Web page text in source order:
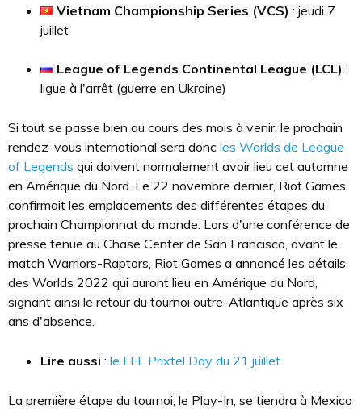
Vietnam Championship Series (VCS) : jeudi 7
juillet
League of Legends Continental League (LCL) :
ligue à l'arrêt (guerre en Ukraine)
Si tout se passe bien au cours des mois à venir, le prochain
rendez-vous international sera donc les Worlds de League
of Legends qui doivent normalement avoir lieu cet automne
en Amérique du Nord. Le 22 novembre dernier, Riot Games
confirmait les emplacements des différentes étapes du
prochain Championnat du monde. Lors d'une conférence de
presse tenue au Chase Center de San Francisco, avant le
match Warriors-Raptors, Riot Games a annoncé les détails
des Worlds 2022 qui auront lieu en Amérique du Nord,
signant ainsi le retour du tournoi outre-Atlantique après six
ans d'absence.
Lire aussi : le LFL Prixtel Day du 21 juillet
La première étape du tournoi, le Play-In, se tiendra à Mexico